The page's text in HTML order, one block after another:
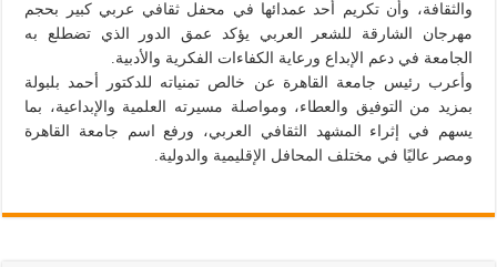
والثقافة، وأن تكريم أحد عمدائها في محفل ثقافي عربي كبير بحجم
مهرجان الشارقة للشعر العربي يؤكد عمق الدور الذي تضطلع به
الجامعة في دعم الإبداع ورعاية الكفاءات الفكرية والأدبية.
وأعرب رئيس جامعة القاهرة عن خالص تمنياته للدكتور أحمد بلبولة
بمزيد من التوفيق والعطاء، ومواصلة مسيرته العلمية والإبداعية، بما
يسهم في إثراء المشهد الثقافي العربي، ورفع اسم جامعة القاهرة
ومصر عاليًا في مختلف المحافل الإقليمية والدولية.